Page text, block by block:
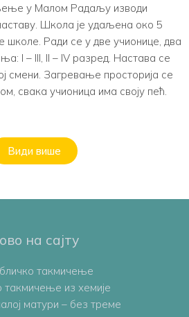
у Малом Радаљу изводи
Школа је удаљена око 5
школе. Ради се у две учионице, два
I – III, II – IV разред. Настава се
смени. Загревање просторија се
свака учионица има своју пећ.
Види више
на сајту
такмичење
такмичењe из хемије
матури – без треме